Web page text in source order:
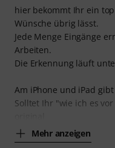
hier bekommt Ihr ein
Wünsche übrig lässt.
Jede Menge Eingänge
Arbeiten.
Die Erkennung läuft
Am iPhone und iPad
Solltet Ihr "wie ich es
Mehr anzeigen